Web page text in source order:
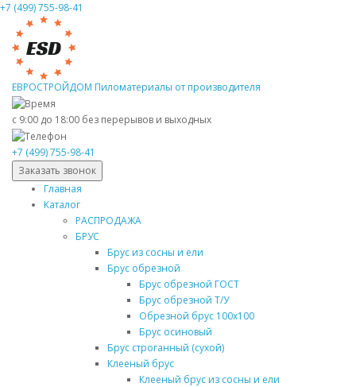
+7 (499) 755-98-41
ЕВРОСТРОЙДОМ Пиломатериалы от производителя
с 9:00 до 18:00 без перерывов и выходных
+7 (499) 755-98-41
Заказать звонок
Главная
Каталог
РАСПРОДАЖА
БРУС
Брус из сосны и ели
Брус обрезной
Брус обрезной ГОСТ
Брус обрезной Т/У
Обрезной брус 100х100
Брус осиновый
Брус строганный (сухой)
Клееный брус
Клееный брус из сосны и ели